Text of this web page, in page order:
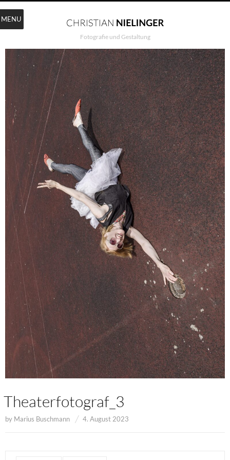
Fotografie und Gestaltung
Theaterfotograf_3
by Marius Buschmann 4. August 2023
MENU